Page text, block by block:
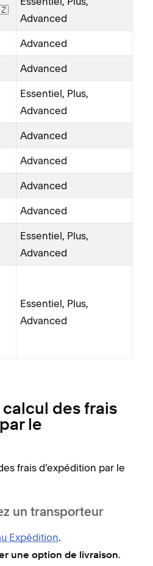
Advanced
Advanced
Advanced
Essentiel, Plus,
Advanced
Advanced
Advanced
Advanced
Advanced
Essentiel, Plus,
Advanced
Essentiel, Plus,
Advanced
des frais
le
frais d’expédition par le
un transporteur
Expédition.
une option de livraison.